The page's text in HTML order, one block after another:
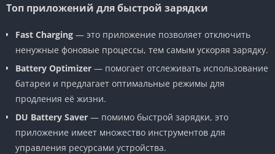
Топ приложений для быстрой зарядки
Fast Charging — это приложение позволяет отключить
ненужные фоновые процессы, тем самым ускоряя зарядку.
Battery Optimizer — помогает отслеживать использование
батареи и предлагает оптимальные режимы для
продления её жизни.
DU Battery Saver — помимо быстрой зарядки, это
приложение имеет множество инструментов для
управления ресурсами устройства.